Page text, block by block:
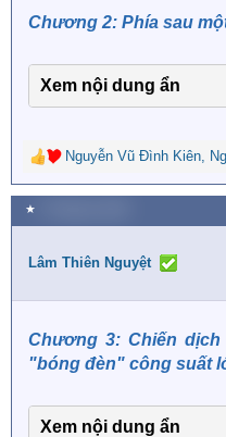
:Chương 2: Phía sau
Xem nội dung ẩn
R
e
a
c
i
n
:
Nguyễn Vũ Đình Kiên,
★
Lâm Thiên Nguyệt
Chương 3: Chiến
"bóng đèn" công suất
Xem nội dung ẩn